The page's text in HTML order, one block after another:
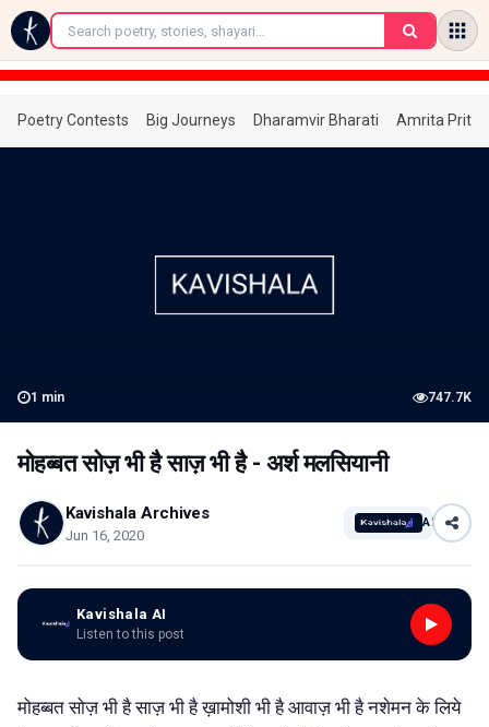
←
Poetry Contests Big Journeys Dharamvir Bharati Amrita
1 min 747.7K
मोहब्बत सोज़ भी है साज़ भी है - अर्श मलसियानी
Kavishala Archives
Jun 16, 2020
AI
Kavishala AI
Listen to this post
मोहब्बत सोज़ भी है साज़ भी है ख़ामोशी भी है आवाज़ भी है नशेमन के लिये